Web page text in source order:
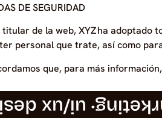
DE SEGURIDAD
titular de la web, XYZ ha adoptado
personal que trate, así como
que, para más
·
ux design